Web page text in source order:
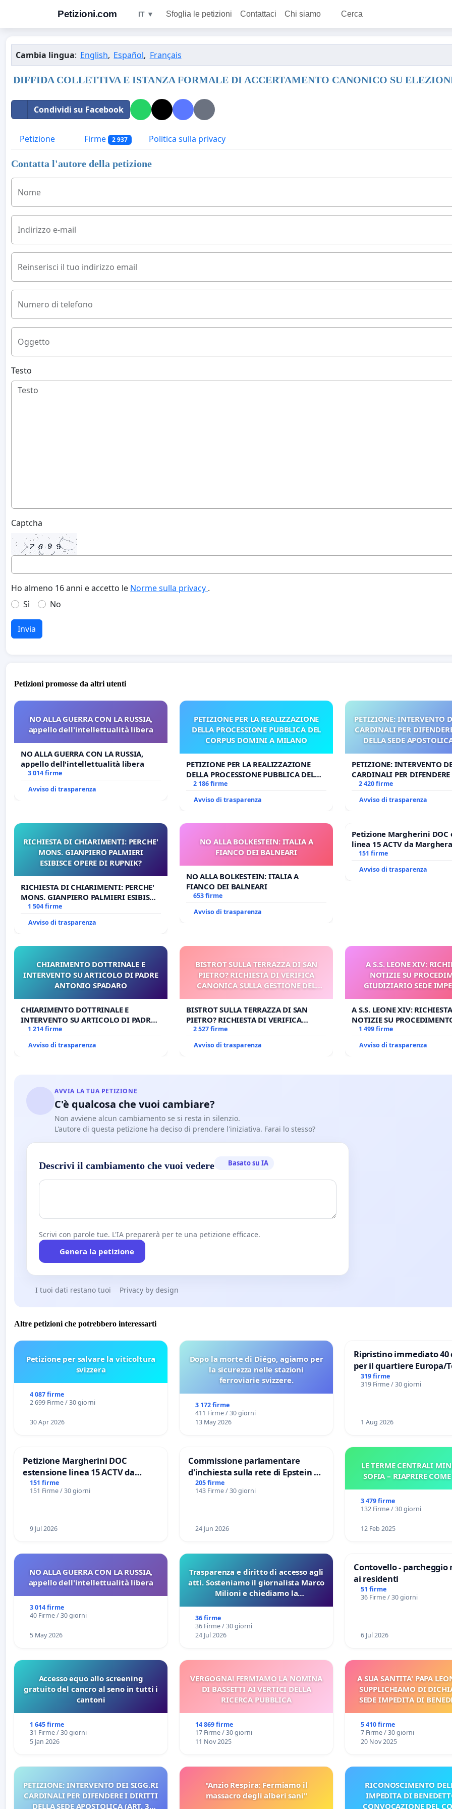
Petizioni.com IT ▼ Sfoglia le petizioni Contattaci Chi siamo Cerca
Cambia lingua: English, Español, Français
DIFFIDA COLLETTIVA E ISTANZA FORMALE DI ACCERTAMENTO CANONICO SU
Condividi su Facebook
Petizione Firme 2 937 Politica sulla privacy
Contatta l'autore della petizione
Nome
Indirizzo e-mail
Reinserisci il tuo indirizzo email
Numero di telefono
Oggetto
Testo
Captcha
Ho almeno 16 anni e accetto le Norme sulla privacy .
Sì
No
Invia
Petizioni promosse da altri utenti
NO ALLA GUERRA CON LA RUSSIA,
appello dell'intellettualità libera
NO ALLA GUERRA CON LA RUSSIA,
appello dell'intellettualità libera
3 014 firme
Avviso di trasparenza
PETIZIONE PER LA REALIZZAZIONE
DELLA PROCESSIONE PUBBLICA DEL
CORPUS DOMINI A MILANO
PETIZIONE PER LA REALIZZAZIONE
DELLA PROCESSIONE PUBBLICA DEL
CORPUS DOMINI A MILANO
2 186 firme
Avviso di trasparenza
PETIZIONE: INTERVENTO
CARDINALI PER
DELLA SEDE
PETIZIONE: INTERVENTO
CARDINALI PER
DELLA SEDE APOSTOLICA
2 420 firme
Avviso di trasparenza
RICHIESTA DI CHIARIMENTI: PERCHE'
MONS. GIANPIERO PALMIERI
ESIBISCE OPERE DI RUPNIK?
RICHIESTA DI CHIARIMENTI: PERCHE'
MONS. GIANPIERO PALMIERI ESIBISCE
OPERE DI RUPNIK?
1 504 firme
Avviso di trasparenza
NO ALLA BOLKESTEIN: ITALIA A
FIANCO DEI BALNEARI
NO ALLA BOLKESTEIN: ITALIA A
FIANCO DEI BALNEARI
653 firme
Avviso di trasparenza
Petizione Margherini DOC
linea 15 ACTV da Marghera
Antonio all'aeroporto
151 firme
Avviso di trasparenza
CHIARIMENTO DOTTRINALE E
INTERVENTO SU ARTICOLO DI PADRE
ANTONIO SPADARO
CHIARIMENTO DOTTRINALE E
INTERVENTO SU ARTICOLO DI PADRE
ANTONIO SPADARO
1 214 firme
Avviso di trasparenza
BISTROT SULLA TERRAZZA DI SAN
PIETRO? RICHIESTA DI VERIFICA
CANONICA SULLA GESTIONE DEL
BISTROT SULLA TERRAZZA DI SAN
PIETRO? RICHIESTA DI VERIFICA
CANONICA SULLA GESTIONE DEL
2 527 firme
Avviso di trasparenza
A S.S. LEONE XIV:
NOTIZIE SU
GIUDIZIARIO SEDE
A S.S. LEONE XIV:
NOTIZIE SU
GIUDIZIARIO SEDE
1 499 firme
Avviso di trasparenza
AVVIA LA TUA PETIZIONE
C'è qualcosa che vuoi cambiare?
Non avviene alcun cambiamento se si resta in silenzio.
L'autore di questa petizione ha deciso di prendere l'iniziativa. Farai lo stesso?
Descrivi il cambiamento che vuoi vedere Basato su IA
Scrivi con parole tue. L'IA preparerà per te una petizione efficace.
Genera la petizione
I tuoi dati restano tuoi Privacy by design
Altre petizioni che potrebbero interessarti
Petizione per salvare la viticoltura
svizzera
4 087 firme
2 699 Firme / 30 giorni
30 Apr 2026
Dopo la morte di Diégo, agiamo per
la sicurezza nelle stazioni
ferroviarie svizzere.
3 172 firme
411 Firme / 30 giorni
13 May 2026
Ripristino immediato 40
per il quartiere Europa/
di Aprilia
319 firme
319 Firme / 30 giorni
1 Aug 2026
Petizione Margherini DOC
estensione linea 15 ACTV da
Marghera P.zza S. Antonio
all'aeroporto Marco Polo tariffa a
151 firme
151 Firme / 30 giorni
9 Jul 2026
Commissione parlamentare
d'inchiesta sulla rete di Epstein e
del Mossad: verità sugli Epstein
Files
205 firme
143 Firme / 30 giorni
24 Jun 2026
LE TERME CENTRALI
SOFIA – RIAPRIRE
3 479 firme
132 Firme / 30 giorni
12 Feb 2025
NO ALLA GUERRA CON LA RUSSIA,
appello dell'intellettualità libera
3 014 firme
40 Firme / 30 giorni
5 May 2026
Trasparenza e diritto di accesso agli
atti. Sosteniamo il giornalista Marco
Milioni e chiediamo la
sulla Pedemontana Veneta
36 firme
36 Firme / 30 giorni
24 Jul 2026
Contovello - parcheggio
ai residenti
51 firme
36 Firme / 30 giorni
6 Jul 2026
Accesso equo allo screening
gratuito del cancro al seno in tutti i
cantoni
1 645 firme
31 Firme / 30 giorni
5 Jan 2026
VERGOGNA! FERMIAMO LA NOMINA
DI BASSETTI AI VERTICI DELLA
RICERCA PUBBLICA
14 869 firme
17 Firme / 30 giorni
11 Nov 2025
A SUA SANTITA' PAPA
SUPPLICHIAMO DI
SEDE IMPEDITA DI
5 410 firme
7 Firme / 30 giorni
20 Nov 2025
PETIZIONE: INTERVENTO DEI SIGG.RI
CARDINALI PER DIFENDERE I DIRITTI
DELLA SEDE APOSTOLICA (ART. 3
"Anzio Respira: Fermiamo il
massacro degli alberi sani"
RICONOSCIMENTO
IMPEDITA DI
CONVOCAZIONE DEL